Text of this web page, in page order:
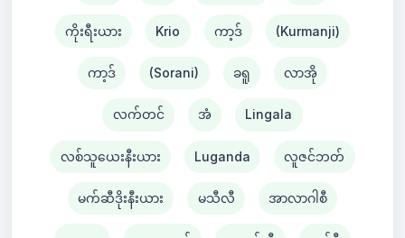
ကိုးရီးယား Krio ကာ့ဒ် (Kurmanji)
ကာ့ဒ် (Sorani) ခရူ လာအို
လက်တင် အံ Lingala
လစ်သူယေးနီးယား Luganda လူဇင်ဘတ်
မက်ဆီဒိုးနီးယား မသီလီ အာလာဂါစီ